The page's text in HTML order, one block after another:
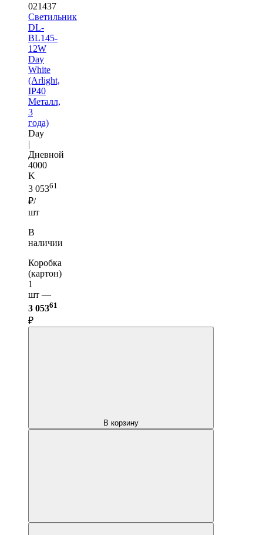
021437
Светильник
DL-
BL145-
12W
Day
White
(Arlight,
IP40
Металл,
3
года)
Day
|
Дневной
4000
K
3 05361
₽/
шт
В
наличии
Коробка
(картон)
1
шт —
3 05361
₽
В корзину